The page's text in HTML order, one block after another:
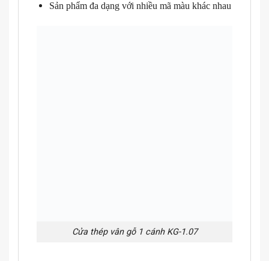
Sản phẩm đa dạng với nhiều mã màu khác nhau
Cửa thép vân gỗ 1 cánh KG-1.07